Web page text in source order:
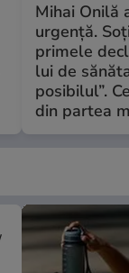
Mihai Onilă
urgență.
primele
lui de
posibilul”.
din partea